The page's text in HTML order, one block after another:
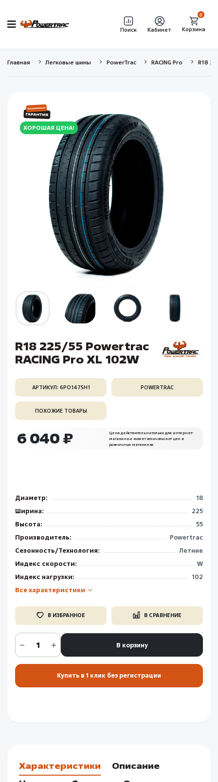
Поиск Кабинет Корзина
0
Главная Легковые шины PowerTrac RACING Pro R18
ХОРОШАЯ ЦЕНА!
R18 225/55 Powertrac
RACING Pro XL 102W
АРТИКУЛ: 6PO1475H1 POWERTRAC
ПОХОЖИЕ ТОВАРЫ
6 040 ₽
Цена действительна только для интернет-
магазина и может отличаться от цен в
розничных магазинах
Диаметр:
18
Ширина:
225
Высота:
55
Производитель:
Powertrac
Сезонность/Технология:
Летние
Индекс скорости:
W
Индекс нагрузки:
102
Все характеристики
В ИЗБРАННОЕ В СРАВНЕНИЕ
В корзину
Купить в 1 клик без регистрации
Характеристики
Описание